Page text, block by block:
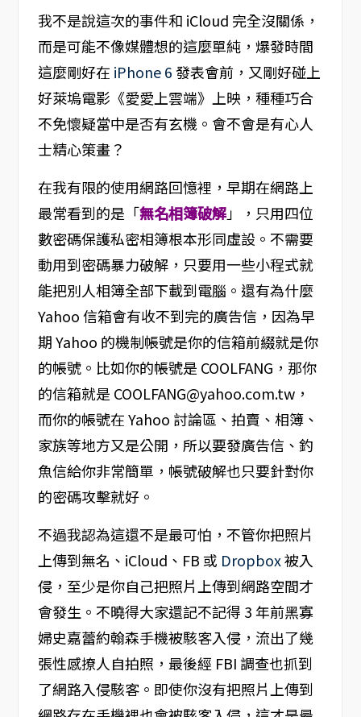
我不是說這次的事件和 iCloud 完全沒關係，
而是可能不像媒體想的這麼單純，爆發時間
這麼剛好在 iPhone 6發表會前，又剛好碰上
好萊塢電影《愛愛上雲端》上映，種種巧合
不免懷疑當中是否有玄機。會不會是有心人
士精心策畫？
在我有限的使用網路回憶裡，早期在網路上
最常看到的是「無名相簿破解」，只用四位
數密碼保護私密相簿根本形同虛設。不需要
動用到密碼暴力破解，只要用一些小程式就
能把別人相簿全部下載到電腦。還有為什麼
Yahoo 信箱會有收不到完的廣告信，因為早
期 Yahoo 的機制帳號是你的信箱前綴就是你
的帳號。比如你的帳號是 COOLFANG，那你
的信箱就是 COOLFANG@yahoo.com.tw，
而你的帳號在 Yahoo 討論區、拍賣、相簿、
家族等地方又是公開，所以要發廣告信、釣
魚信給你非常簡單，帳號破解也只要針對你
的密碼攻擊就好。
不過我認為這還不是最可怕，不管你把照片
上傳到無名、iCloud、FB 或 Dropbox被入
侵，至少是你自己把照片上傳到網路空間才
會發生。不曉得大家還記不記得 3 年前黑寡
婦史嘉蕾約翰森手機被駭客入侵，流出了幾
張性感撩人自拍照，最後經 FBI 調查也抓到
了網路入侵駭客。即使你沒有把照片上傳到